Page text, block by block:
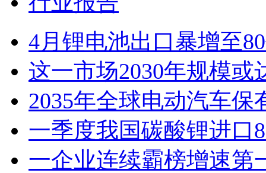
4月锂电池出口暴增至
这一市场2030年规模或
2035年全球电动汽车保
一季度我国碳酸锂进口
一企业连续霸榜增速第